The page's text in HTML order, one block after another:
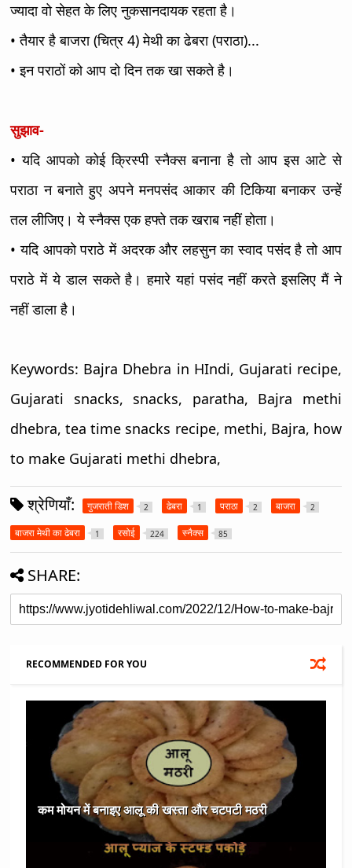
ज्यादा वो सेहत के लिए नुकसानदायक रहता है।
• तैयार है बाजरा (चित्र 4) मेथी का ढेबरा (पराठा)...
• इन पराठों को आप दो दिन तक खा सकते है।
सुझाव-
• यदि आपको कोई क्रिस्पी स्नैक्स बनाना है तो आप इस आटे से
पराठा न बनाते हुए अपने मनपसंद आकार की टिकिया बनाकर उन्हें
तल लीजिए। ये स्नैक्स एक हफ्ते तक खराब नहीं होता।
• यदि आपको पराठे में अदरक और लहसुन का स्वाद पसंद है तो आप
पराठे में ये डाल सकते है। हमारे यहां पसंद नहीं करते इसलिए मैं ने
नहीं डाला है।
Keywords: Bajra Dhebra in HIndi, Gujarati recipe,
Gujarati snacks, snacks, paratha, Bajra methi
dhebra, tea time snacks recipe, methi, Bajra, how
to make Gujarati methi dhebra,
श्रेणियाँ: गुजराती डिश 2 ढेबरा 1 पराठा 2 बाजरा 2
बाजरा मेथी का ढेबरा 1 रसोई 224 स्नैक्स 85
SHARE:
RECOMMENDED FOR YOU
कम मोयन में बनाइए आलू की खस्ता और चटपटी मठरी